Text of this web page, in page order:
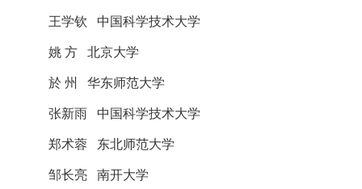
王学钦 中国科学技术大学
姚 方 北京大学
於 州 华东师范大学
张新雨 中国科学技术大学
郑术蓉 东北师范大学
邹长亮 南开大学